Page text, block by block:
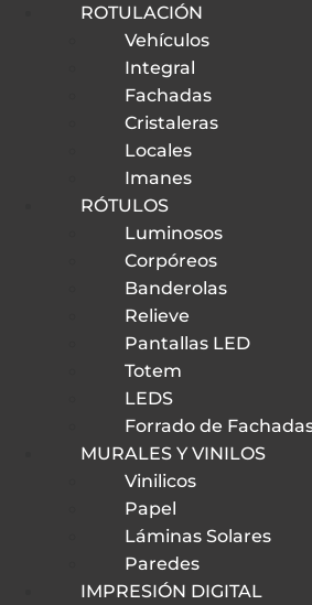
ROTULACIÓN
Vehículos
Integral
Fachadas
Cristaleras
Locales
Imanes
RÓTULOS
Luminosos
Corpóreos
Banderolas
Relieve
Pantallas LED
Totem
LEDS
Forrado de
MURALES Y VINILOS
Vinilicos
Papel
Láminas Solares
Paredes
IMPRESIÓN DIGITAL